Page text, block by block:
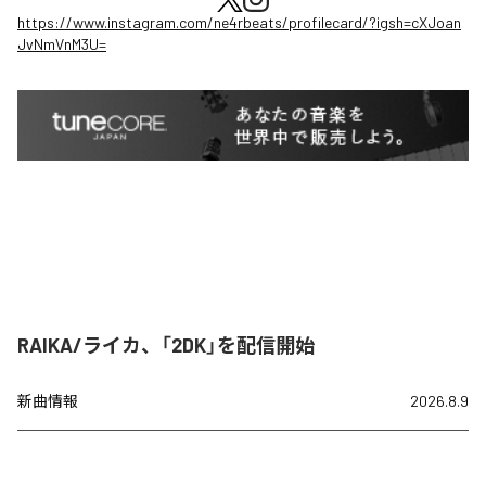
https://www.instagram.com/ne4rbeats/profilecard/?igsh=cXJoan
JvNmVnM3U=
RAIKA/ライカ、「2DK」を配信開始
新曲情報 2026.8.9